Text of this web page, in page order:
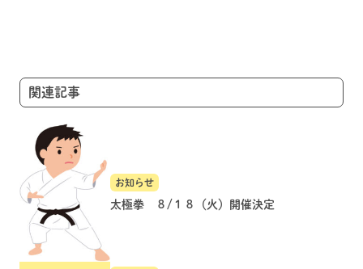
ョ
ン関連記事
お知らせ
太極拳 ８/１８（火）開催決定